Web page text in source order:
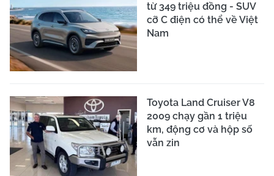
từ 349 triệu đồng - SUV
cỡ C điện có thể về Việt
Nam
Toyota Land Cruiser V8
2009 chạy gần 1 triệu
km, động cơ và hộp số
vẫn zin